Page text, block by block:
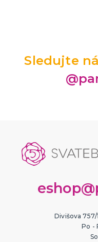
Sledujte
Divišova
Po -